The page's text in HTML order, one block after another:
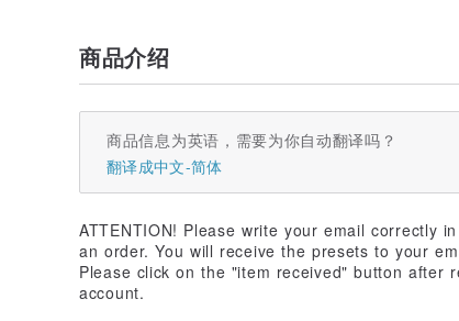
商品介绍
商品信息为英语，需要为你自动翻译吗？
翻译成中文-简体
ATTENTION! Please write your email correctly
an order. You will receive the presets to your
Please click on the "item received" button after
account.